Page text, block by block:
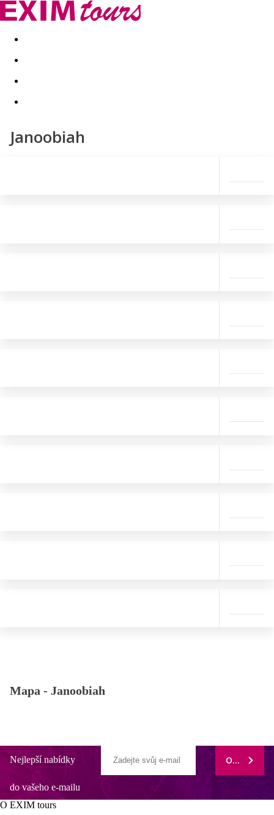
Akční nabídky Last minute
Janoobiah
Mapa - Janoobiah
Nejlepší nabídky
do vašeho e-mailu
ODEBÍRAT
O EXIM tours